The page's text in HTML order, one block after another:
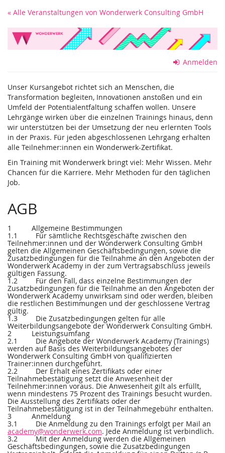
Zum
Inhalt
springen
« Alle Veranstaltungen von Wonderwerk Consulting GmbH
Anmelden
Unser Kursangebot richtet sich an Menschen, die
Transformation begleiten, Innovationen anstoßen und ein
Umfeld der Potentialentfaltung schaffen wollen. Unsere
Lehrgänge wirken über die einzelnen Trainings hinaus, denn
wir unterstützen bei der Umsetzung der neu erlernten Tools
in der Praxis. Für jeden abgeschlossenen Lehrgang erhalten
alle Teilnehmer:innen ein Wonderwerk-Zertifikat.
Ein Training mit Wonderwerk bringt viel: Mehr Wissen. Mehr
Chancen für die Karriere. Mehr Methoden für den täglichen
Job.
AGB
1 Allgemeine Bestimmungen
1.1 Für sämtliche Rechtsgeschäfte zwischen den
Teilnehmer:innen und der Wonderwerk Consulting GmbH
gelten die Allgemeinen Geschäftsbedingungen, sowie die
Zusatzbedingungen für die Teilnahme an den Angeboten der
Wonderwerk Academy in der zum Vertragsabschluss jeweils
gültigen Fassung.
1.2 Für den Fall, dass einzelne Bestimmungen der
Zusatzbedingungen für die Teilnahme an den Angeboten der
Wonderwerk Academy unwirksam sind oder werden, bleiben
die restlichen Bestimmungen und der geschlossene Vertrag
gültig.
1.3 Die Zusatzbedingungen gelten für alle
Weiterbildungsangebote der Wonderwerk Consulting GmbH.
2 Leistungsumfang
2.1 Die Angebote der Wonderwerk Academy (Trainings)
werden auf Basis des Weiterbildungsangebotes der
Wonderwerk Consulting GmbH von qualifizierten
Trainer:innen durchgeführt.
2.2 Der Erhalt eines Zertifikats oder einer
Teilnahmebestätigung setzt die Anwesenheit der
Teilnehmer:innen voraus. Die Anwesenheit gilt als erfüllt,
wenn mindestens 75 Prozent des Trainings besucht wurden.
Die Ausstellung des Zertifikats oder der
Teilnahmebestätigung ist in der Teilnahmegebühr enthalten.
3 Anmeldung
3.1 Die Anmeldung zu den Trainings erfolgt per Mail an
academy@wonderwerk.com. Jede Anmeldung ist verbindlich.
3.2 Mit der Anmeldung werden die Allgemeinen
Geschäftsbedingungen, sowie die Zusatzbedingungen